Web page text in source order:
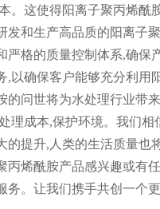
。这使得阳离子聚丙烯酰
发和生产高品质的阳离子
严格的质量控制体系,确保
,以确保客户能够充分利用
的问世将为水处理行业带
理成本,保护环境。我们
的提升,人类的生活质量也
丙烯酰胺产品感兴趣或有
务。让我们携手共创一个